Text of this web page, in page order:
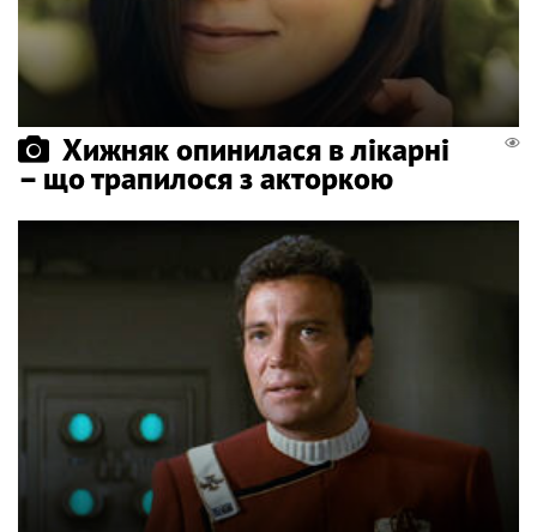
Хижняк опинилася в лікарні
– що трапилося з акторкою